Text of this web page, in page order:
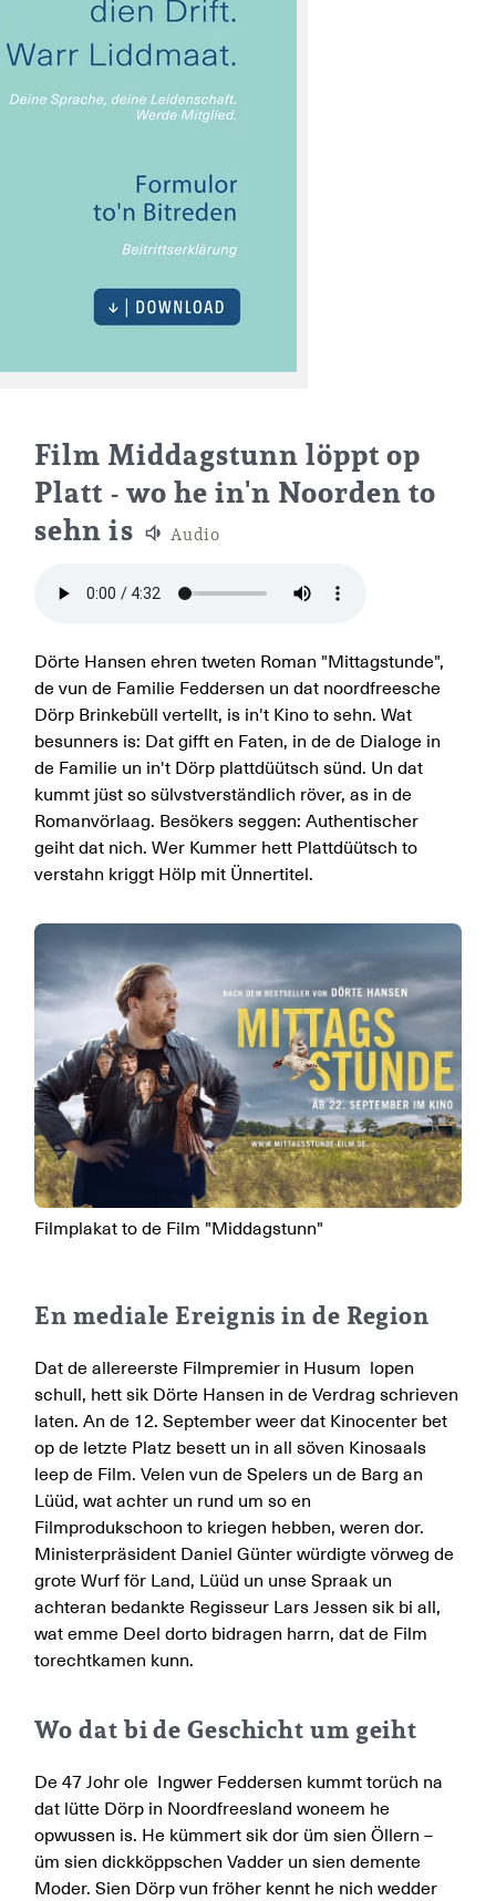
Mittagstunde auf
Film Middagstunn löppt op
Platt - wo he in'n Noorden to
sehn is
Audio
Dörte Hansen ehren tweten Roman "Mittagstunde",
de vun de Familie Feddersen un dat noordfreesche
Dörp Brinkebüll vertellt, is in't Kino to sehn. Wat
besunners is: Dat gifft en Faten, in de de Dialoge in
de Familie un in't Dörp plattdüütsch sünd. Un dat
kummt jüst so sülvstverständlich röver, as in de
Romanvörlaag. Besökers seggen: Authentischer
geiht dat nich. Wer Kummer hett Plattdüütsch to
verstahn kriggt Hölp mit Ünnertitel.
Filmplakat to de Film "Middagstunn"
En mediale Ereignis in de Region
Dat de allereerste Filmpremier in Husum lopen
schull, hett sik Dörte Hansen in de Verdrag schrieven
laten. An de 12. September weer dat Kinocenter bet
op de letzte Platz besett un in all söven Kinosaals
leep de Film. Velen vun de Spelers un de Barg an
Lüüd, wat achter un rund um so en
Filmprodukschoon to kriegen hebben, weren dor.
Ministerpräsident Daniel Günter würdigte vörweg de
grote Wurf för Land, Lüüd un unse Spraak un
achteran bedankte Regisseur Lars Jessen sik bi all,
wat emme Deel dorto bidragen harrn, dat de Film
torechtkamen kunn.
Wo dat bi de Geschicht um geiht
De 47 Johr ole Ingwer Feddersen kummt torüch na
dat lütte Dörp in Noordfreesland woneem he
opwussen is. He kümmert sik dor üm sien Öllern –
üm siendickköppschen Vadder un sien demente
Moder. Sien Dörp vun fröher kennt he nich wedder